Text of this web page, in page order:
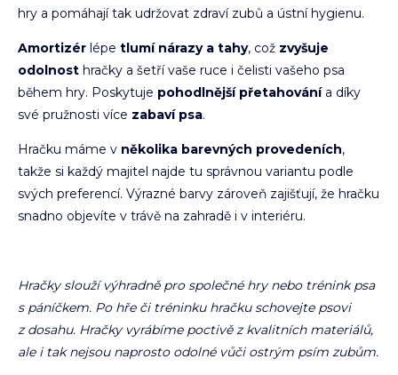
hry a pomáhají tak udržovat zdraví zubů a ústní hygienu.
Amortizér lépe tlumí nárazy a tahy, což zvyšuje
odolnost hračky a šetří vaše ruce i čelisti vašeho psa
během hry. Poskytuje pohodlnější přetahovánía díky
své pružnosti více zabaví psa.
Hračku máme v několika barevných provedeních,
takže si každý majitel najde tu správnou variantu podle
svých preferencí. Výrazné barvy zároveň zajišťují, že hračku
snadno objevíte v trávě na zahradě i v interiéru.
Hračky slouží výhradně pro společné hry nebo trénink psa
s páníčkem. Po hře či tréninku hračku schovejte psovi
z dosahu. Hračky vyrábíme poctivě z kvalitních materiálů,
ale i tak nejsou naprosto odolné vůči ostrým psím zubům.